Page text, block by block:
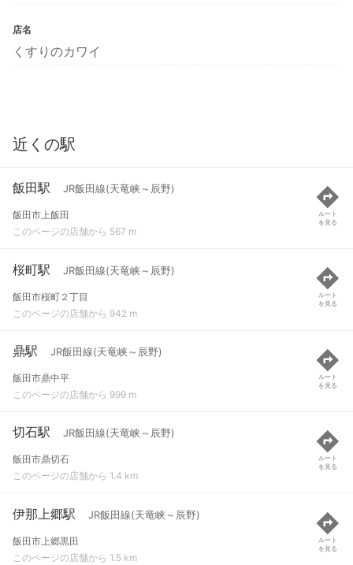
店名
くすりのカワイ
近くの駅
飯田駅 JR飯田線(天竜峡～辰野)
飯田市上飯田
このページの店舗から 567 m
ルート
を見る
桜町駅 JR飯田線(天竜峡～辰野)
飯田市桜町２丁目
このページの店舗から 942 m
ルート
を見る
鼎駅 JR飯田線(天竜峡～辰野)
飯田市鼎中平
このページの店舗から 999 m
ルート
を見る
切石駅 JR飯田線(天竜峡～辰野)
飯田市鼎切石
このページの店舗から 1.4 km
ルート
を見る
伊那上郷駅 JR飯田線(天竜峡～辰野)
飯田市上郷黒田
このページの店舗から 1.5 km
ルート
を見る